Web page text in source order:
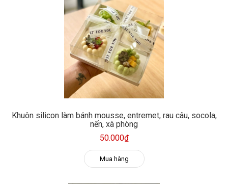
Khuôn silicon làm bánh mousse, entremet, rau câu, socola,
nến, xà phòng
50.000₫
Mua hàng